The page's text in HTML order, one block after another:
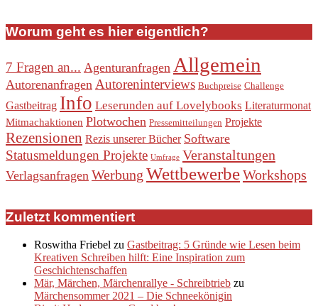
Worum geht es hier eigentlich?
7 Fragen an... Agenturanfragen Allgemein
Autorenanfragen Autoreninterviews Buchpreise Challenge
Gastbeitrag Info Leserunden auf Lovelybooks Literaturmonat
Mitmachaktionen Plotwochen Pressemitteilungen Projekte
Rezensionen Rezis unserer Bücher Software
Statusmeldungen Projekte Umfrage Veranstaltungen
Verlagsanfragen Werbung WettbewerbeWorkshops
Zuletzt kommentiert
Roswitha Friebel zu Gastbeitrag: 5 Gründe wie Lesen beim
Kreativen Schreiben hilft: Eine Inspiration zum
Geschichtenschaffen
Mär, Märchen, Märchenrallye - Schreibtrieb zu
Märchensommer 2021 – Die Schneekönigin